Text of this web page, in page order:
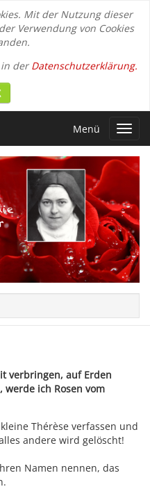
Mit der Nutzung dieser
Verwendung von Cookies
in derDatenschutzerklärung.
Menü
verbringen, auf Erden
werde ich Rosen vom
Thérèse verfassen und
andere wird gelöscht!
Namen nennen, das